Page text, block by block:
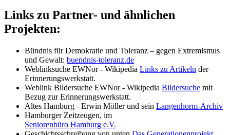
Links zu Partner- und ähnlichen
Projekten:
Bündnis für Demokratie und Toleranz – gegen Extremismus
und Gewalt: buendnis-toleranz.de
Weblinksuche EWNor - Wikipedia Links zu Artikeln der
Erinnerungswerkstatt.
Weblink Bildersuche EWNor - Wikipedia Bildersuche mit
Bezug zur Erinnerungswerkstatt.
Altes Hamburg - Erwin Möller und sein Langenhorm-Archiv
Hamburger Zeitzeugen, im
Seniorenbüro Hamburg e.V.